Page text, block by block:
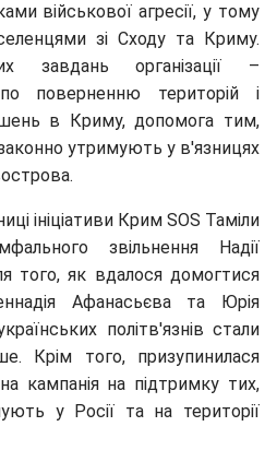
військової агресії, у тому
зі Сходу та Криму.
завдань організації –
поверненню територій і
в Криму, допомога тим,
утримують у в'язницях
ініціативи Крим SOS Таміли
звільнення Надії
того, як вдалося домогтися
Афанасьєва та Юрія
політв'язнів стали
Крім того, призупинилася
кампанія на підтримку тих,
у Росії та на території